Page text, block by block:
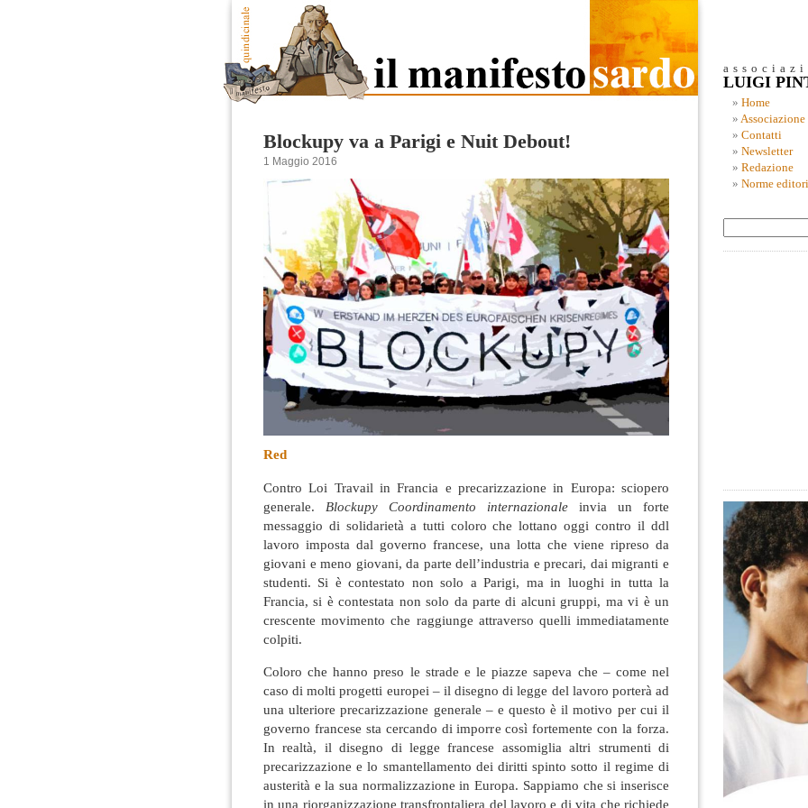
Blockupy va a Parigi e Nuit Debout!
1 Maggio 2016
Red
Contro Loi Travail in Francia e precarizzazione in Europa: sciopero
generale. Blockupy Coordinamento internazionale invia un forte
messaggio di solidarietà a tutti coloro che lottano oggi contro il ddl
lavoro imposta dal governo francese, una lotta che viene ripreso da
giovani e meno giovani, da parte dell’industria e precari, dai migranti e
studenti. Si è contestato non solo a Parigi, ma in luoghi in tutta la
Francia, si è contestata non solo da parte di alcuni gruppi, ma vi è un
crescente movimento che raggiunge attraverso quelli immediatamente
colpiti.
Coloro che hanno preso le strade e le piazze sapeva che – come nel
caso di molti progetti europei – il disegno di legge del lavoro porterà ad
una ulteriore precarizzazione generale – e questo è il motivo per cui il
governo francese sta cercando di imporre così fortemente con la forza.
In realtà, il disegno di legge francese assomiglia altri strumenti di
precarizzazione e lo smantellamento dei diritti spinto sotto il regime di
austerità e la sua normalizzazione in Europa. Sappiamo che si inserisce
in una riorganizzazione transfrontaliera del lavoro e di vita che richiede
LUIGI
Home
Associazione
Contatti
Newsletter
Redazione
Norme